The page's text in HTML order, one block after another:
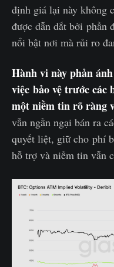
định giá lại này không
được dẫn dắt bởi phần
nổi bật nơi mà rủi ro
Hành vi này phản
việc bảo vệ trước các
một niềm tin rõ ràng
vẫn ngần ngại bán ra
quyết liệt, giữ cho phí
hỗ trợ và niềm tin vẫn